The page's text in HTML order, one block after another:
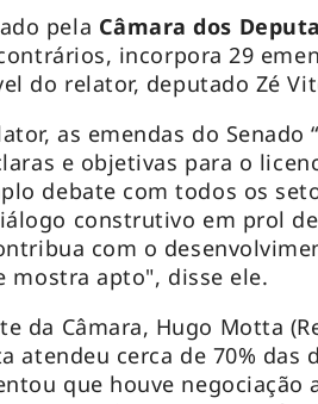
pela Câmara dos
incorpora 29
do relator, deputado Zé
as emendas do Senado
e objetivas para o
debate com todos os
construtivo em prol
com o
mostra apto", disse ele.
da Câmara, Hugo Motta
atendeu cerca de 70% das
que houve negociação